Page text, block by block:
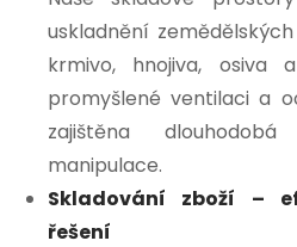
uskladnění
krmivo, hnojiva, osiva
promyšlené ventilaci a
zajištěna
manipulace.
Skladování zboží –
řešení